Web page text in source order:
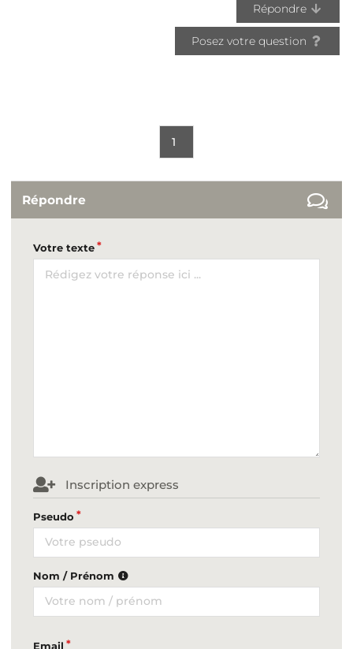
Répondre
Posez votre question
1
Répondre
Votre texte
Inscription express
Pseudo
Nom / Prénom
Email